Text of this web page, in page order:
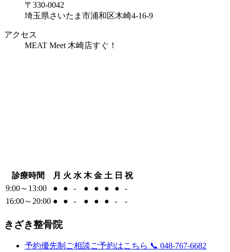
〒330-0042
埼玉県さいたま市浦和区木崎4-16-9
アクセス
MEAT Meet 木崎店すぐ！
診療時間 月 火 水 木 金 土 日 祝
9:00～13:00
● ● - ● ● ● ●
-
16:00～20:00 ● ● - ● ● ● - -
きざき整骨院
予約優先制 ご相談ご予約はこちら 📞 048-767-6682